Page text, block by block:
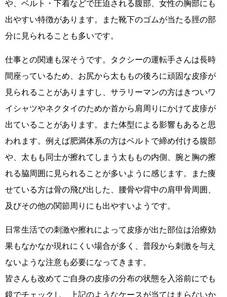
や、ベルト・下着などで圧迫される腹部、女性の胸部にも
出やすい特徴があります。また靴下のゴムが当たる脛の部
分に見られることも多いです。
仕事との関連も深そうです。タクシーの運転手さんは長時
間座っているため、お尻から太ももの後ろに頑固な皮疹が
見られることがありますし、サラリーマンの方はきついワ
イシャツやネクタイのためか首から肩周りにかけて皮疹が
出ていることがあります。また体型による影響もあると思
われます。例えば肥満体系の方はベルトで締め付ける腹部
や、太もも同士が擦れてしまう太ももの内側、腕と胸の擦
れる脇周囲に見られることが多いように感じます。また痩
せている方は骨の飛び出した、腰骨や背中の肩甲骨周囲、
及びその他の関節周りにも出やすいようです。
日常生活での刺激や擦れによって皮疹が出た部位は治療効
果もなかなか現れにくい場合が多く、普段から刺激を与え
ないような注意も必要になってきます。
皆さんも改めてご自身の皮疹の分布の状態を入浴前にでも
鏡でチェックし、上記のようなケースが当てはまらないか